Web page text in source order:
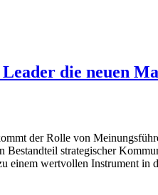
die neuen
der Rolle von
strategischer
einem wertvollen Instrument